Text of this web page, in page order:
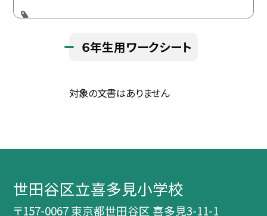
６年生用ワークシート
対象の文書はありません
世田谷区立喜多見小学校
〒157-0067 東京都世田谷区 喜多見3-11-1